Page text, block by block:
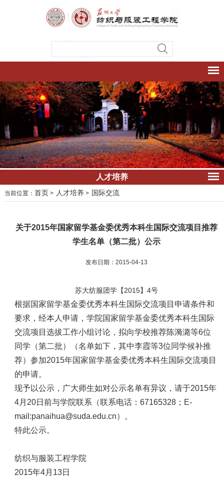
人才培养
当前位置： 首页 > 人才培养 > 国际交流
关于2015年国家留学基金委优秀本科生国际交流项目推荐
学生名单（第二批）公示
发布日期：2015-04-13
苏大纺服团学【2015】4号
根据国家留学基金委优秀本科生国际交流项目申请条件和
要求，经本人申请，学院国家留学基金委优秀本科生国际
交流项目选拔工作小组讨论，拟向学校推荐陈漪潞等6位
同学（第二批）（名单如下，其中李霞等3位同学候补推
荐）参加2015年国家留学基金委优秀本科生国际交流项目
的申请。
现予以公示，广大师生如对公示名单有异议，请于2015年
4月20日前与学院联系（联系电话：67165328；E-
mail:panaihua@suda.edu.cn）。
特此公示。
纺织与服装工程学院
2015年4月13日